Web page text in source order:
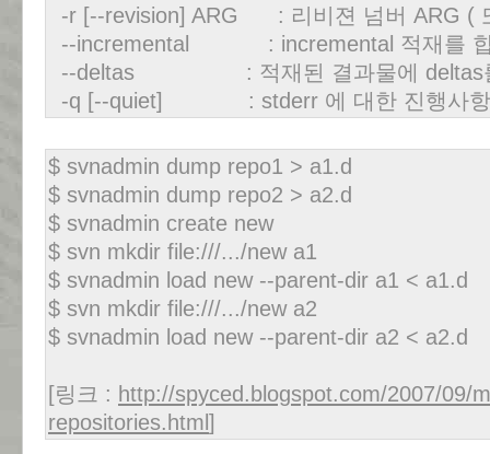
-r [--revision] ARG : 리비젼 넘버 ARG (
--incremental : incremental 적재를
--deltas : 적재된 결과물에 deltas를
-q [--quiet] : stderr 에 대한 진행사항
$ svnadmin dump repo1 > a1.d
$ svnadmin dump repo2 > a2.d
$ svnadmin create new
$ svn mkdir file:///.../new a1
$ svnadmin load new --parent-dir a1 < a1.d
$ svn mkdir file:///.../new a2
$ svnadmin load new --parent-dir a2 < a2.d
[링크 : http://spyced.blogspot.com/2007/09/
repositories.html ]